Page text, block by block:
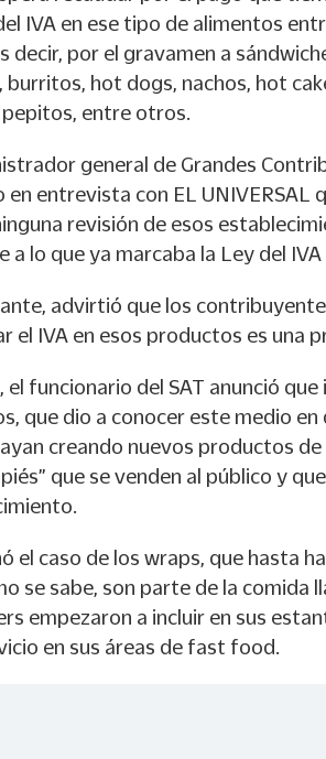
IVA en ese tipo de alimentos
decir, por el gravamen a
burritos, hot dogs, nachos, hot
pepitos, entre otros.
general de Grandes
en entrevista con EL UNIVERSAL
revisión de esos
a lo que ya marcaba la Ley del IVA
advirtió que los
el IVA en esos productos es una
el funcionario del SAT anunció
que dio a conocer este medio en
creando nuevos productos
que se venden al público y
el caso de los wraps, que hasta
se sabe, son parte de la comida
empezaron a incluir en sus
en sus áreas de fast food.